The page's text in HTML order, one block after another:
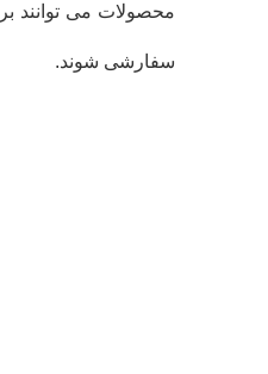
محصولات می توانند
سفارشی شوند.